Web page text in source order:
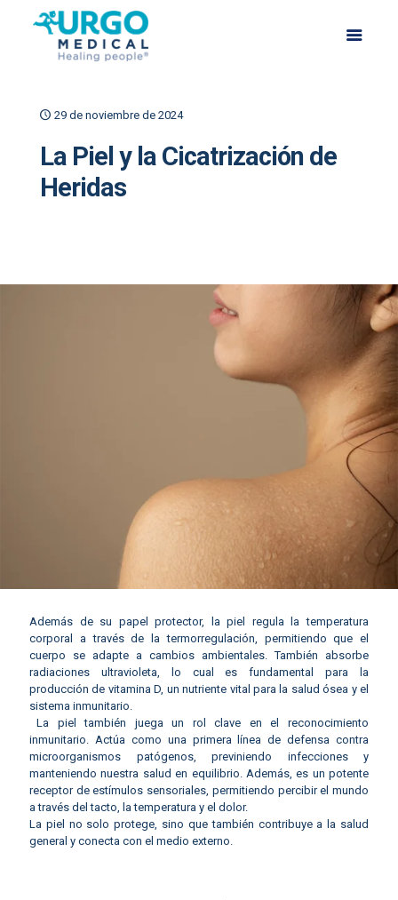
29 de noviembre de 2024
La Piel y la Cicatrización de
Heridas
Además de su papel protector, la piel regula la temperatura
corporal a través de la termorregulación, permitiendo que el
cuerpo se adapte a cambios ambientales. También absorbe
radiaciones ultravioleta, lo cual es fundamental para la
producción de vitamina D, un nutriente vital para la salud ósea y el
sistema inmunitario.
La piel también juega un rol clave en el reconocimiento
inmunitario. Actúa como una primera línea de defensa contra
microorganismos patógenos, previniendo infecciones y
manteniendo nuestra salud en equilibrio. Además, es un potente
receptor de estímulos sensoriales, permitiendo percibir el mundo
a través del tacto, la temperatura y el dolor.
La piel no solo protege, sino que también contribuye a la salud
general y conecta con el medio externo.